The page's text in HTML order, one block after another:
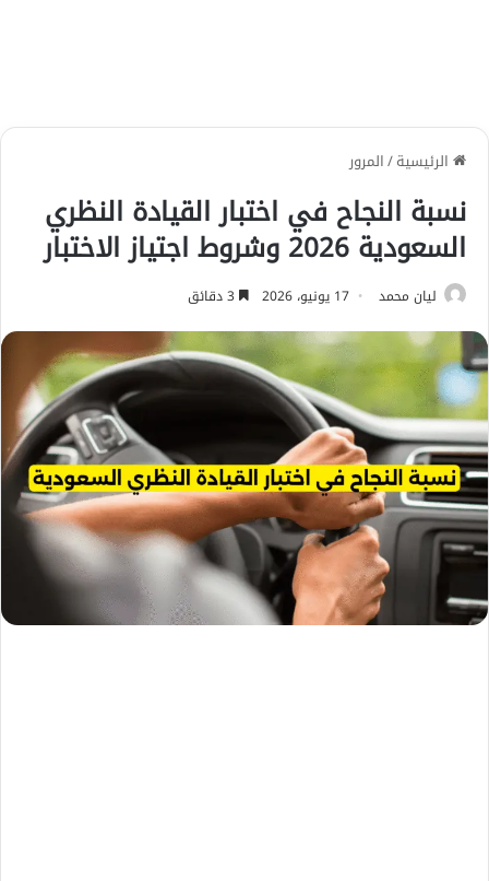
الرئيسية/المرور
نسبة النجاح في اختبار القيادة النظري
السعودية 2026 وشروط اجتياز الاختبار
ليان محمد 17 يونيو، 2026